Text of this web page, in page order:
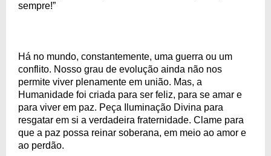
sempre!”
Há no mundo, constantemente, uma guerra ou um
conflito. Nosso grau de evolução ainda não nos
permite viver plenamente em união. Mas, a
Humanidade foi criada para ser feliz, para se amar e
para viver em paz. Peça Iluminação Divina para
resgatar em si a verdadeira fraternidade. Clame para
que a paz possa reinar soberana, em meio ao amor e
ao perdão.